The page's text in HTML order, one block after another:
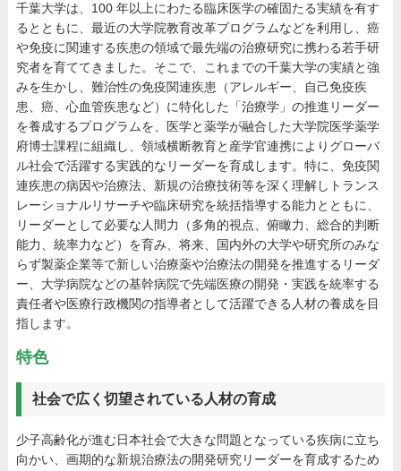
千葉大学は、100 年以上にわたる臨床医学の確固たる実績を有す
るとともに、最近の大学院教育改革プログラムなどを利用し、癌
や免疫に関連する疾患の領域で最先端の治療研究に携わる若手研
究者を育ててきました。そこで、これまでの千葉大学の実績と強
みを生かし、難治性の免疫関連疾患（アレルギー、自己免疫疾
患、癌、心血管疾患など）に特化した「治療学」の推進リーダー
を養成するプログラムを、医学と薬学が融合した大学院医学薬学
府博士課程に組織し、領域横断教育と産学官連携によりグローバ
ル社会で活躍する実践的なリーダーを育成します。特に、免疫関
連疾患の病因や治療法、新規の治療技術等を深く理解しトランス
レーショナルリサーチや臨床研究を統括指導する能力とともに、
リーダーとして必要な人間力（多角的視点、俯瞰力、総合的判断
能力、統率力など）を育み、将来、国内外の大学や研究所のみな
らず製薬企業等で新しい治療薬や治療法の開発を推進するリーダ
ー、大学病院などの基幹病院で先端医療の開発・実践を統率する
責任者や医療行政機関の指導者として活躍できる人材の養成を目
指します。
特色
社会で広く切望されている人材の育成
少子高齢化が進む日本社会で大きな問題となっている疾病に立ち
向かい、画期的な新規治療法の開発研究リーダーを育成するため